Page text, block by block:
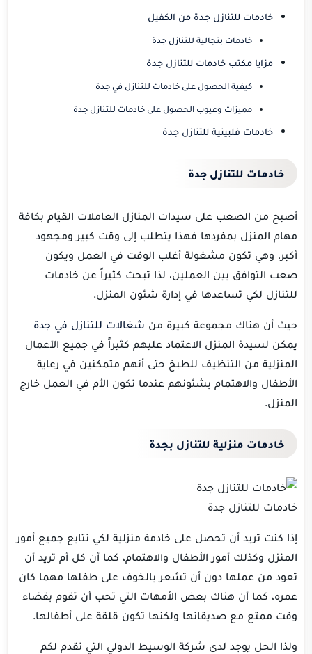
خادمات للتنازل جدة من الكفيل
خادمات بنجالية للتنازل جدة
مزايا مكتب خادمات للتنازل جدة
كيفية الحصول على خادمات للتنازل في جدة
مميزات وعيوب الحصول على خادمات للتنازل جدة
خادمات فلبينية للتنازل جدة
خادمات للتنازل جدة
أصبح من الصعب على سيدات المنازل العاملات القيام بكافة
مهام المنزل بمفردها فهذا يتطلب إلى وقت كبير ومجهود
أكبر، وهي تكون مشغولة أغلب الوقت في العمل ويكون
صعب التوافق بين العملين، لذا تبحث كثيراً عن خادمات
للتنازل لكي تساعدها في إدارة شئون المنزل.
حيث أن هناك مجموعة كبيرة من شغالات للتنازل في جدة
يمكن لسيدة المنزل الاعتماد عليهم كثيراً في جميع الأعمال
المنزلية من التنظيف للطبخ حتى أنهم متمكنين في رعاية
الأطفال والاهتمام بشئونهم عندما تكون الأم في العمل خارج
المنزل.
خادمات منزلية للتنازل بجدة
خادمات للتنازل جدة
إذا كنت تريد أن تحصل على خادمة منزلية لكي تتابع جميع أمور
المنزل وكذلك أمور الأطفال والاهتمام، كما أن كل أم تريد أن
تعود من عملها دون أن تشعر بالخوف على طفلها مهما كان
عمره، كما أن هناك بعض الأمهات التي تحب أن تقوم بقضاء
وقت ممتع مع صديقاتها ولكنها تكون قلقة على أطفالها.
ولذا الحل يوجد لدى شركة الوسيط الدولي التي تقدم لكم